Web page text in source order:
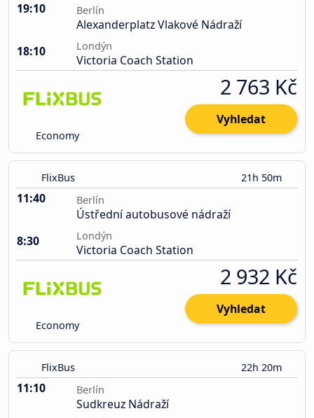
19:10 Berlín
Alexanderplatz Vlakové Nádraží
18:10
Londýn
Victoria Coach Station
Economy
2 763 Kč
Vyhledat
FlixBus 21h 50m
11:40 Berlín
Ústřední autobusové nádraží
8:30
Londýn
Victoria Coach Station
Economy
2 932 Kč
Vyhledat
FlixBus 22h 20m
11:10 Berlín
Sudkreuz Nádraží